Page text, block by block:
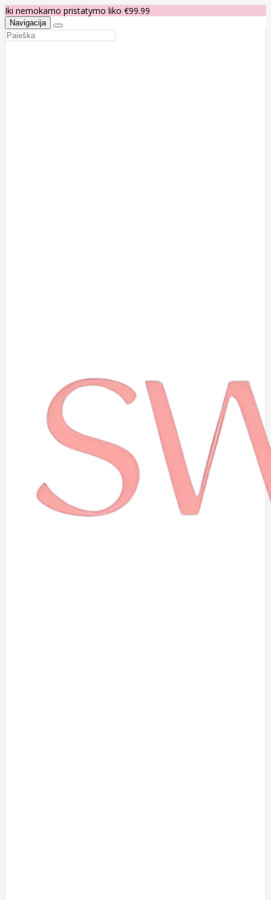
Iki nemokamo pristatymo liko €99.99
Navigacija